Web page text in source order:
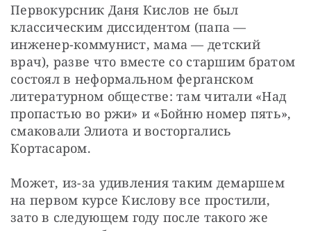
Первокурсник Даня Кислов не был
классическим диссидентом (папа —
инженер-коммунист, мама — детский
врач), разве что вместе со старшим братом
состоял в неформальном ферганском
литературном обществе: там читали «Над
пропастью во ржи» и «Бойню номер пять»,
смаковали Элиота и восторгались
Кортасаром.
Может, из-за удивления таким демаршем
на первом курсе Кислову все простили,
зато в следующем году после такого же